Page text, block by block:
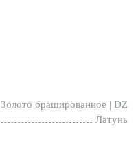
Золото брашированное | DZ
Латунь